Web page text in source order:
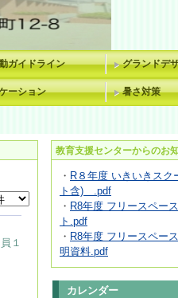
ガイドライン グランドデ
ーション 暑さ対策
１
教育支援センターからのお
・ R８年度 いきいきス
ト含) .pdf
・ R8年度 フリースペー
ト.pdf
・ R8年度 フリースペー
明資料.pdf
カレンダー